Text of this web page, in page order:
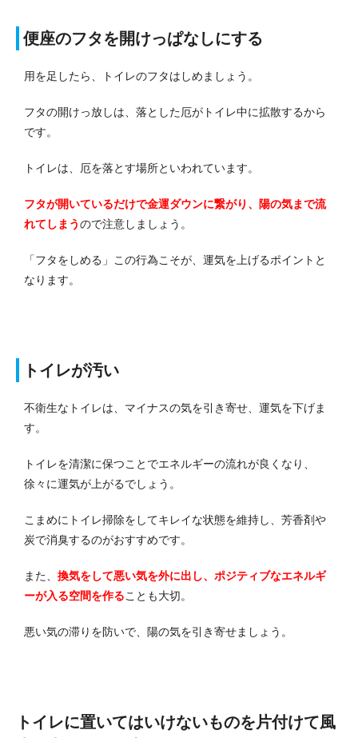
便座のフタを開けっぱなしにする
用を足したら、トイレのフタはしめましょう。
フタの開けっ放しは、落とした厄がトイレ中に拡散するから
です。
トイレは、厄を落とす場所といわれています。
フタが開いているだけで金運ダウンに繋がり、陽の気まで流
れてしまうので注意しましょう。
「フタをしめる」この行為こそが、運気を上げるポイントと
なります。
トイレが汚い
不衛生なトイレは、マイナスの気を引き寄せ、運気を下げま
す。
トイレを清潔に保つことでエネルギーの流れが良くなり、
徐々に運気が上がるでしょう。
こまめにトイレ掃除をしてキレイな状態を維持し、芳香剤や
炭で消臭するのがおすすめです。
また、 換気をして悪い気を外に出し、ポジティブなエネルギ
ーが入る空間を作ることも大切。
悪い気の滞りを防いで、陽の気を引き寄せましょう。
トイレに置いてはいけないものを片付けて風